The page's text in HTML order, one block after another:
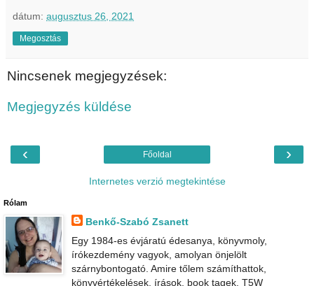
dátum: augusztus 26, 2021
Megosztás
Nincsenek megjegyzések:
Megjegyzés küldése
‹ ›
Főoldal
Internetes verzió megtekintése
Rólam
Benkő-Szabó Zsanett
Egy 1984-es évjáratú édesanya, könyvmoly,
írókezdemény vagyok, amolyan önjelölt
szárnybontogató. Amire tőlem számíthattok,
könyvértékelések, írások, book tagek, T5W